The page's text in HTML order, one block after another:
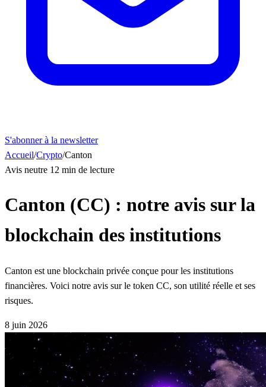
S'abonner à la newsletter
Accueil/Crypto/Canton
Avis neutre 12 min de lecture
Canton (CC) : notre avis sur la
blockchain des institutions
Canton est une blockchain privée conçue pour les institutions
financières. Voici notre avis sur le token CC, son utilité réelle et ses
risques.
8 juin 2026